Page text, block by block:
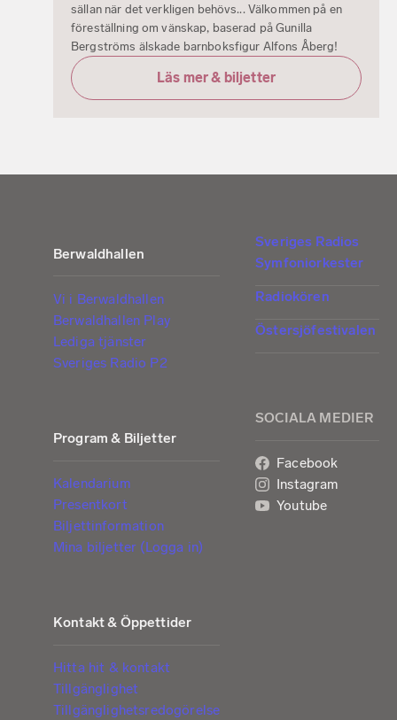
sällan när det verkligen behövs... Välkommen på en
föreställning om vänskap, baserad på Gunilla
Bergströms älskade barnboksfigur Alfons Åberg!
Läs mer & biljetter
Berwaldhallen
Vi i Berwaldhallen
Berwaldhallen Play
Lediga tjänster
Sveriges Radio P2
Program & Biljetter
Kalendarium
Presentkort
Biljettinformation
Mina biljetter (Logga in)
Kontakt & Öppettider
Hitta hit & kontakt
Tillgänglighet
Tillgänglighetsredogörelse
Sveriges Radios
Symfoniorkester
Radiokören
Östersjöfestivalen
SOCIALA MEDIER
Facebook
Instagram
Youtube